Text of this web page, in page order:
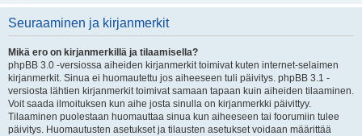
Seuraaminen ja kirjanmerkit
Mikä ero on kirjanmerkillä ja tilaamisella?
phpBB 3.0 -versiossa aiheiden kirjanmerkit toimivat kuten internet-selaimen
kirjanmerkit. Sinua ei huomautettu jos aiheeseen tuli päivitys. phpBB 3.1 -
versiosta lähtien kirjanmerkit toimivat samaan tapaan kuin aiheiden tilaaminen.
Voit saada ilmoituksen kun aihe josta sinulla on kirjanmerkki päivittyy.
Tilaaminen puolestaan huomauttaa sinua kun aiheeseen tai foorumiin tulee
päivitys. Huomautusten asetukset ja tilausten asetukset voidaan määrittää